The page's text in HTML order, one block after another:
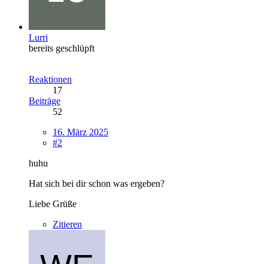
Lurri
bereits geschlüpft
Reaktionen
17
Beiträge
52
16. März 2025
#2
huhu
Hat sich bei dir schon was ergeben?
Liebe Grüße
Zitieren